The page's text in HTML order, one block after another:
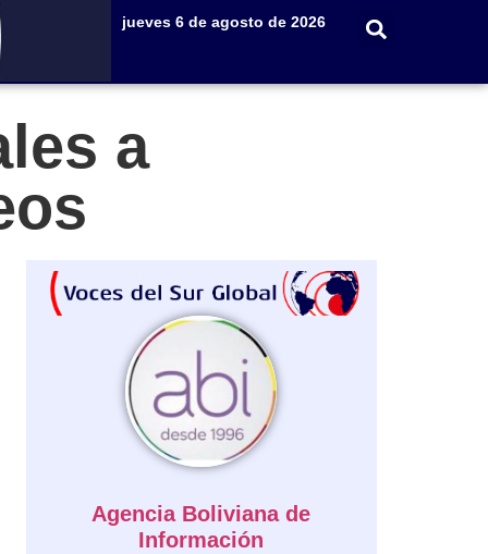
jueves 6 de agosto de 2026
a
Agencia Boliviana de
Información